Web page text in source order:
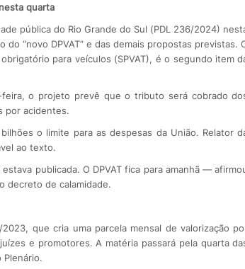
quarta
pública do Rio Grande do Sul (PDL 236/2024)
“novo DPVAT” e das demais propostas previstas.
para veículos (SPVAT), é o segundo item
o projeto prevê que o tributo será cobrado
por acidentes.
o limite para as despesas da União. Relator
ao texto.
publicada. O DPVAT fica para amanhã —
decreto de calamidade.
que cria uma parcela mensal de valorização
e promotores. A matéria passará pela quarta
Plenário.